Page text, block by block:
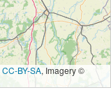
CC-BY-SA, Imagery ©